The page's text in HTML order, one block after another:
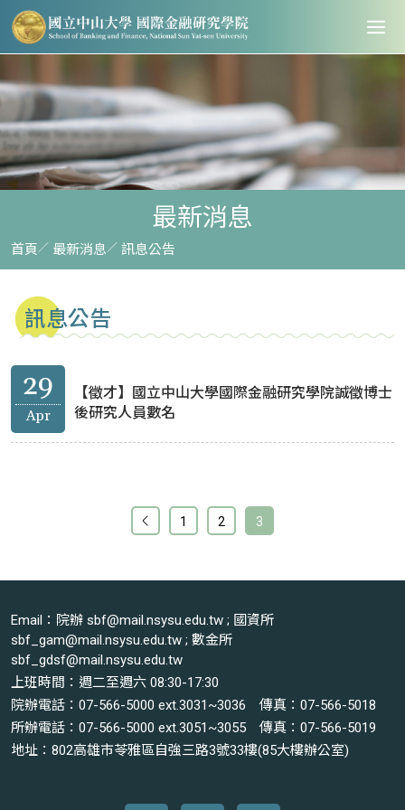
最新消息
首頁 最新消息 訊息公告
訊息公告
29
Apr
【徵才】國立中山大學國際金融研究學院誠徵博士
後研究人員數名
1 2 3
Email：院辦 sbf@mail.nsysu.edu.tw ; 國資所
sbf_gam@mail.nsysu.edu.tw ; 數金所
sbf_gdsf@mail.nsysu.edu.tw
上班時間：週二至週六 08:30-17:30
院辦電話：07-566-5000 ext.3031~3036 傳真：07-566-5018
所辦電話：07-566-5000 ext.3051~3055 傳真：07-566-5019
地址：802高雄市苓雅區自強三路3號33樓(85大樓辦公室)